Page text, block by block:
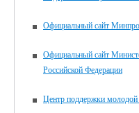
Официальный сайт
Официальный сайт
Российской Федерации
Центр поддержки молодой